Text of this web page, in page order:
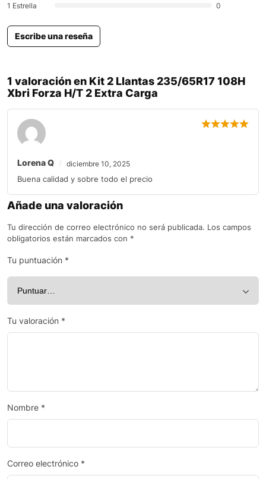
1 Estrella
0
Escribe una reseña
1 valoración en Kit 2 Llantas 235/65R17 108H
Xbri Forza H/T 2 Extra Carga
Lorena Q diciembre 10, 2025
Buena calidad y sobre todo el precio
Añade una valoración
Tu dirección de correo electrónico no será publicada. Los campos
obligatorios están marcados con *
Tu puntuación *
Tu valoración *
Nombre *
Correo electrónico *